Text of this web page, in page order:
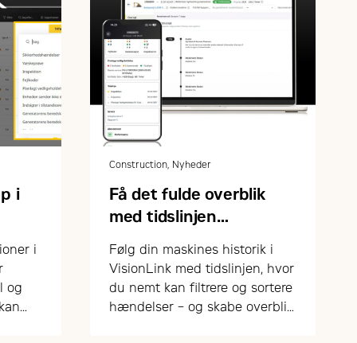
i
i
og
Construction, Nyheder
Få det fulde overblik
med tidslinjen
Følg din maskines historik i
VisionLink med tidslinjen, hvor
du nemt kan filtrere og sortere
hændelser – og skabe overblik